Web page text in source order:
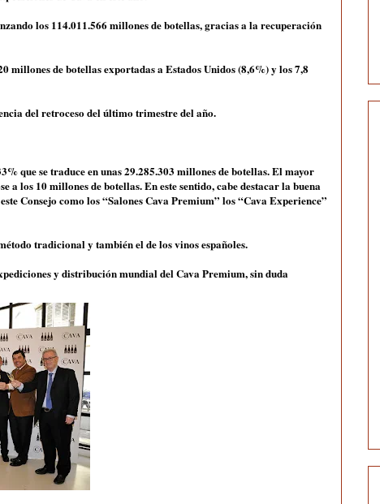
los 114.011.566 millones de botellas, gracias a la recuperación
millones de botellas exportadas a Estados Unidos (8,6%) y los 7,8
del retroceso del último trimestre del año.
que se traduce en unas 29.285.303 millones de botellas. El mayor
los 10 millones de botellas. En este sentido, cabe destacar la buena
Consejo como los “Salones Cava Premium” los “Cava Experience”
tradicional y también el de los vinos españoles.
y distribución mundial del Cava Premium, sin duda